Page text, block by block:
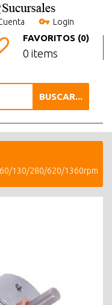
Login
FAVORITOS (0)
0 items
BUSCAR...
130/280/620/1360rpm